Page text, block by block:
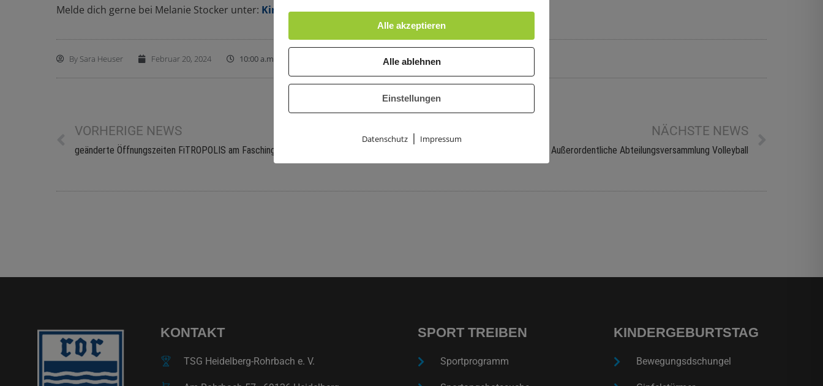
Melde dich gerne bei Melanie Stocker unter: Kindersport@TSGRohrbach.de
By Sara Heuser Februar 20, 2024 10:00 a.m.
VORHERIGE NEWS
geänderte Öffnungszeiten FiTROPOLIS am Faschingsdienstag
NÄCHSTE NEWS
Außerordentliche Abteilungsversammlung Volleyball
KONTAKT
TSG Heidelberg-Rohrbach e. V.
SPORT TREIBEN
Sportprogramm
KINDERGEBURTSTAG
Bewegungsdschungel
Alle akzeptieren
Alle ablehnen
Einstellungen
Datenschutz| Impressum